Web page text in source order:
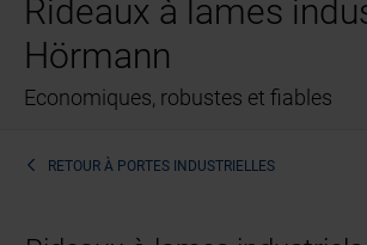
Rideaux à lames
Hörmann
Economiques, robustes et fiables
RETOUR À PORTES INDUSTRIELLES